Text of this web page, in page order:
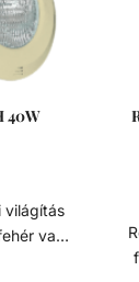
40W
vagy